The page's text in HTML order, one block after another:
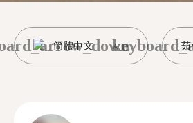
簡體中文